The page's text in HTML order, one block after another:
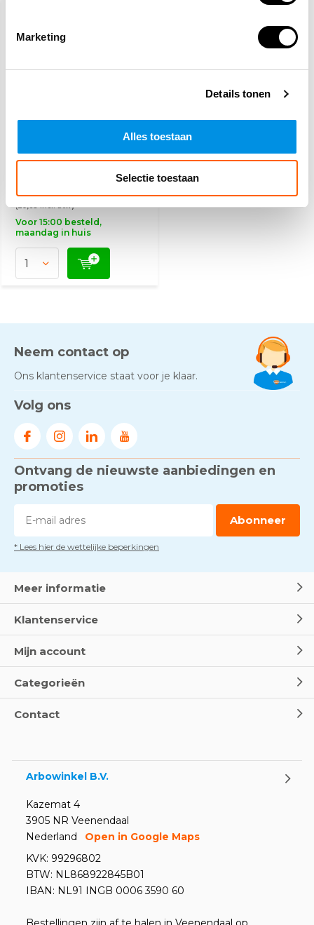
Marketing
Details tonen
Alles toestaan
Selectie toestaan
24,50
(29,65 Incl. btw)
Voor 15:00 besteld,
maandag in huis
Neem contact op
Ons klantenservice staat voor je klaar.
Volg ons
Ontvang de nieuwste aanbiedingen en
promoties
Abonneer
* Lees hier de wettelijke beperkingen
Meer informatie
Klantenservice
Mijn account
Categorieën
Contact
Arbowinkel B.V.
Kazemat 4
3905 NR Veenendaal
Nederland
Open in Google Maps
KVK: 99296802
BTW: NL868922845B01
IBAN: NL91 INGB 0006 3590 60